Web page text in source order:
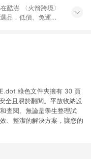
酷澎 〈火箭跨境〉
品，低價、免運，
境優質選品不限金
綠色文件夾擁有 30 頁
全且易於翻閱。平放收納設
查閱。無論是學生整理試
、整潔的解決方案，讓您的